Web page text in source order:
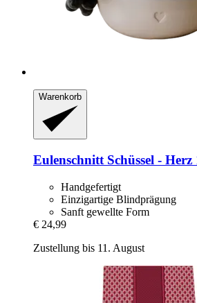
Warenkorb
Eulenschnitt Schüssel -​ Herz
Handgefertigt
Einzigartige Blindprägung
Sanft gewellte Form
€ 24,99
Zustellung bis 11. August